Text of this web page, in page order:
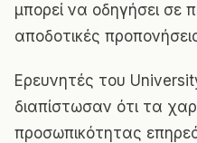
μπορεί να οδηγήσει σε
αποδοτικές
Ερευνητές του
διαπίστωσαν ότι τα
προσωπικότητας